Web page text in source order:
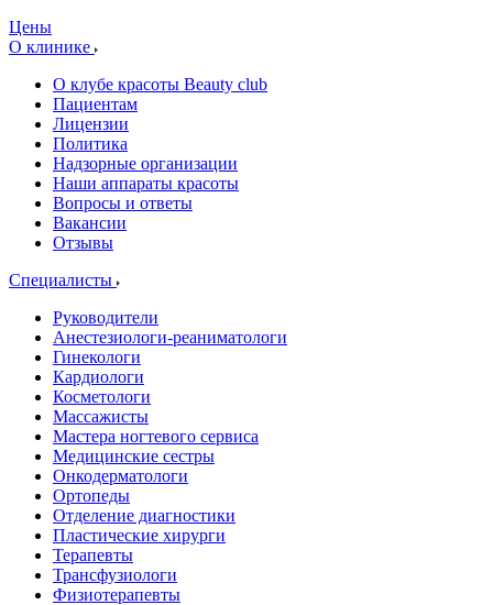
Цены
О клинике
О клубе красоты Beauty club
Пациентам
Лицензии
Политика
Надзорные организации
Наши аппараты красоты
Вопросы и ответы
Вакансии
Отзывы
Специалисты
Руководители
Анестезиологи-реаниматологи
Гинекологи
Кардиологи
Косметологи
Массажисты
Мастера ногтевого сервиса
Медицинские сестры
Онкодерматологи
Ортопеды
Отделение диагностики
Пластические хирурги
Терапевты
Трансфузиологи
Физиотерапевты